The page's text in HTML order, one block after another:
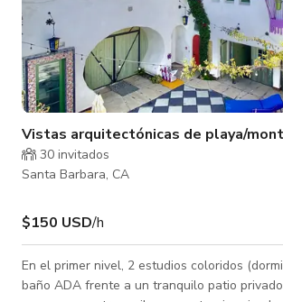
Vistas arquitectónicas de playa/
30 invitados
Santa Barbara, CA
$150 USD/h
En el primer nivel, 2 estudios coloridos
baño ADA frente a un tranquilo patio